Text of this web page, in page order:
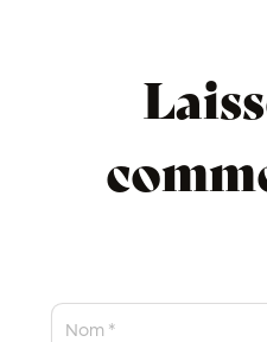
Nom *